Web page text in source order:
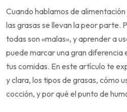
Cuando hablamos de
las grasas se llevan la peor parte.
todas son «malas», y aprender a
puede marcar una gran diferencia
tus comidas. En este artículo te
y clara, los tipos de grasas, cómo
cocción, y por qué el punto de